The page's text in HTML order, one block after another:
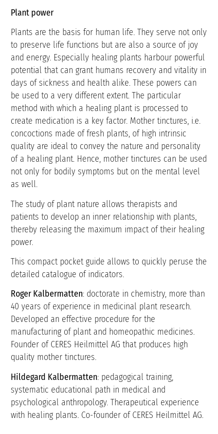
Plant power
Plants are the basis for human life. They serve not only
to preserve life functions but are also a source of joy
and energy. Especially healing plants harbour powerful
potential that can grant humans recovery and vitality in
days of sickness and health alike. These powers can
be used to a very different extent. The particular
method with which a healing plant is processed to
create medication is a key factor. Mother tinctures, i.e.
concoctions made of fresh plants, of high intrinsic
quality are ideal to convey the nature and personality
of a healing plant. Hence, mother tinctures can be used
not only for bodily symptoms but on the mental level
as well.
The study of plant nature allows therapists and
patients to develop an inner relationship with plants,
thereby releasing the maximum impact of their healing
power.
This compact pocket guide allows to quickly peruse the
detailed catalogue of indicators.
Roger Kalbermatten: doctorate in chemistry, more than
40 years of experience in medicinal plant research.
Developed an effective procedure for the
manufacturing of plant and homeopathic medicines.
Founder of CERES Heilmittel AG that produces high
quality mother tinctures.
Hildegard Kalbermatten: pedagogical training,
systematic educational path in medical and
psychological anthropology. Therapeutical experience
with healing plants. Co-founder of CERES Heilmittel AG.